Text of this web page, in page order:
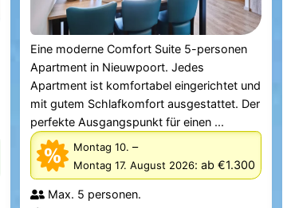
Eine moderne Comfort Suite 5-personen
Apartment in Nieuwpoort. Jedes
Apartment ist komfortabel eingerichtet und
mit gutem Schlafkomfort ausgestattet. Der
perfekte Ausgangspunkt für einen ...
Montag 10. –
Montag 17. August 2026: ab €1.300
Max. 5 personen.